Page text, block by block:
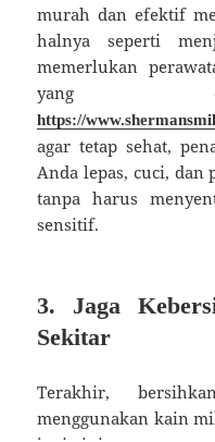
murah dan efektif
halnya seperti
memerlukan
yang
https://
agar tetap sehat,
Anda lepas, cuci, dan
tanpa harus
sensitif.
3. Jaga
Sekitar
Terakhir,
menggunakan kain